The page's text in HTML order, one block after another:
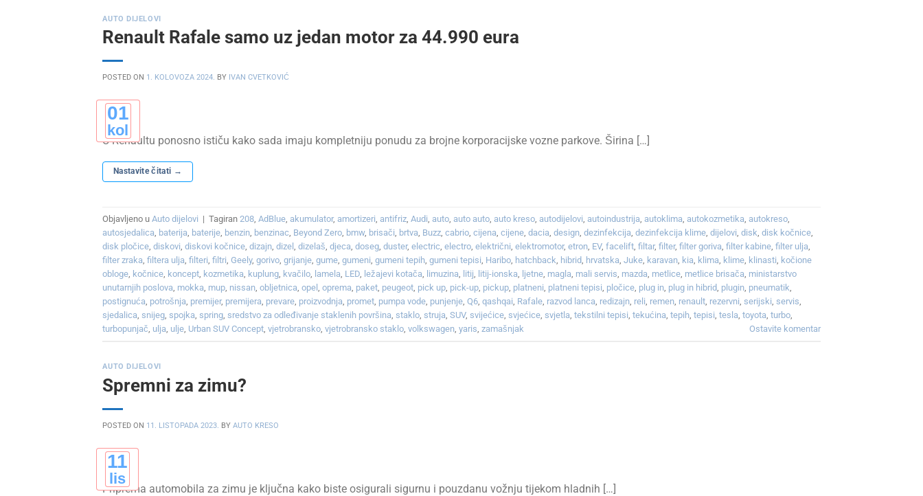
AUTO DIJELOVI
Renault Rafale samo uz jedan motor za 44.990 eura
POSTED ON 1. KOLOVOZA 2024. BY IVAN CVETKOVIĆ
01
kol
U Renaultu ponosno ističu kako sada imaju kompletniju ponudu za brojne korporacijske vozne parkove. Širina […]
Nastavite čitati →
Objavljeno uAuto dijelovi | Tagiran208 ,AdBlue ,akumulator,amortizeri ,antifriz ,Audi ,auto ,auto auto ,auto kreso ,autodijelovi ,autoindustrija ,autoklima ,autokozmetika ,autokreso
autosjedalica baterija baterije benzin benzinac Beyond Zero bmw, brisači brtva Buzz ,cabrio ,cijena ,cijene ,dacia ,design ,dezinfekcija ,dezinfekcija klime ,dijelovi ,disk ,disk kočnice
disk pločice ,diskovi ,diskovi kočnice ,dizajn ,dizel ,dizelaš ,djeca ,doseg ,duster,electric ,electro ,električni ,elektromotor,etron EV,facelift ,filtar,filter,filter goriva ,filter kabine ,filter ulja
filter zraka ,filtera ulja ,filteri ,filtri ,Geely,gorivo ,grijanje ,gume ,gumeni ,gumeni tepih ,gumeni tepisi Haribo hatchback hibrid hrvatska ,Juke karavan kia klima klime klinasti kočione
obloge kočnice koncept kozmetika kuplung kvačilo lamela LED ležajevi kotača limuzina litij litij-ionska ljetne magla mali servis mazda metlice metlice brisača ministarstvo
unutarnjih poslova mokka mup nissan ,obljetnica ,opel ,oprema paket peugeot pick up pick-up pickup platneni platneni tepisi pločice plug in plug in hibrid plugin pneumatik
postignuća potrošnja premijer, premijera prevare proizvodnja promet pumpa vode punjenje ,Q6 ,qashqai Rafale razvod lanca redizajn reli remen renault rezervni ,serijski ,servis
sjedalica ,snijeg ,spojka ,spring ,sredstvo za odleđivanje staklenih površina ,staklo ,struja ,SUV,svijećice ,svjećice ,svjetla ,tekstilni tepisi ,tekućina ,tepih ,tepisi ,tesla ,toyota ,turbo
turbopunjač ulja ulje Urban SUV Concept ,vjetrobransko ,vjetrobransko staklo ,volkswagen ,yaris ,zamašnjak Ostavite komentar
AUTO DIJELOVI
Spremni za zimu?
POSTED ON 11. LISTOPADA 2023. BYAUTO KRESO
11
lis
Priprema automobila za zimu je ključna kako biste osigurali sigurnu i pouzdanu vožnju tijekom hladnih […]